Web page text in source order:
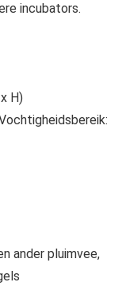
incubators.
H)
ander pluimvee,